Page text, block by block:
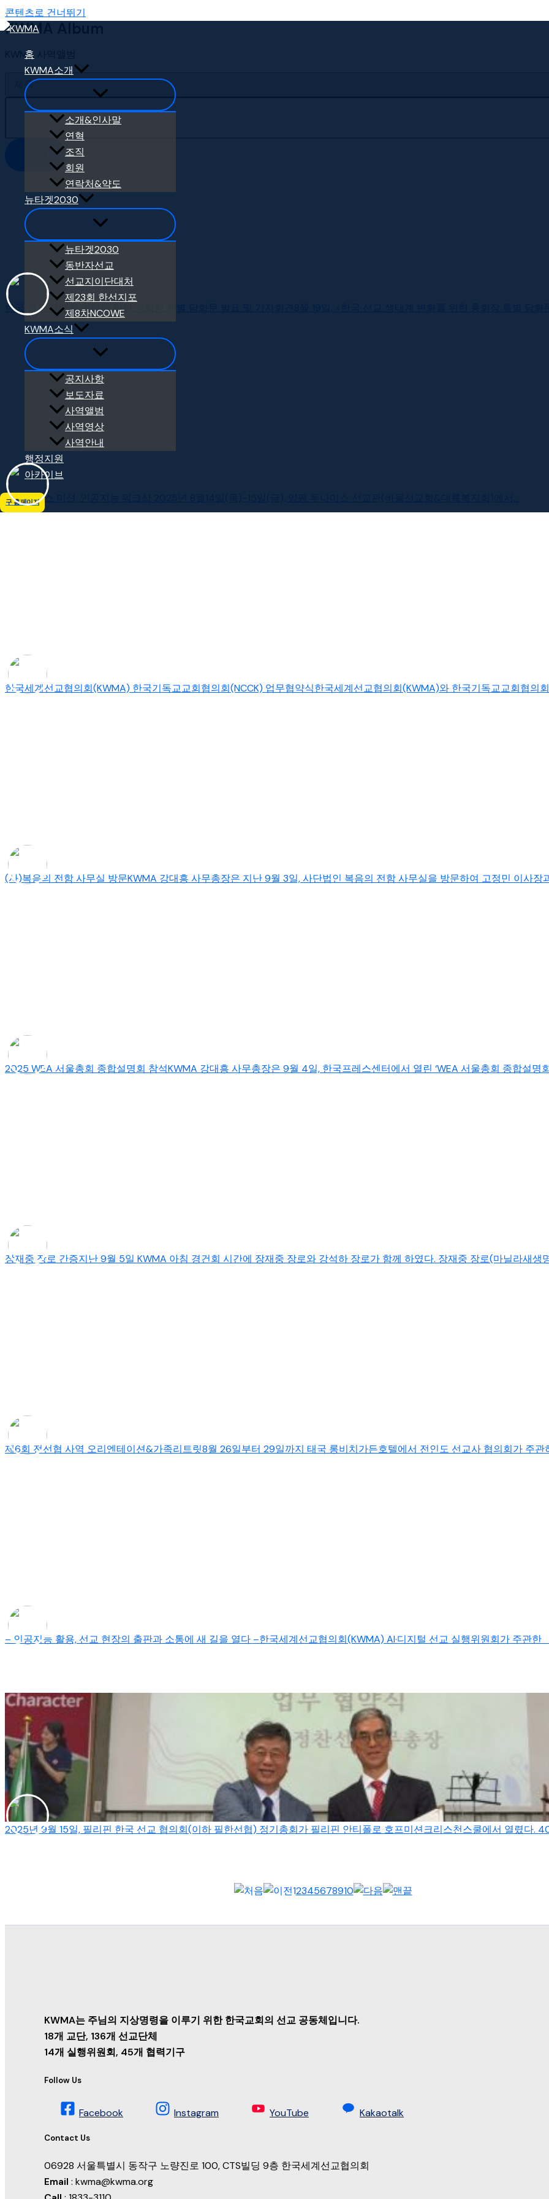
콘텐츠로 건너뛰기
홈
KWMA소개
소개&인사말
연혁
조직
회원
연락처&약도
뉴타겟2030
뉴타겟2030
동반자선교
선교지이단대처
제23회 한선지포
제8차NCOWE
KWMA소식
공지사항
보도자료
사역앨범
사역영상
사역안내
행정지원
아카이브
구 홈페이지
KWMA Album
KWMA 사역앨범
한국 선교 생태계 변화를 위한 총회장 특별 담화문 발표 및 기자회견8월 19일, <한국 선교 생태계 변화를 위한 총회장 특별 담화문
한국세계선교협의회(KWMA) 한국기독교교회협의회(NCCK) 업무협약식한국세계선교협의회(KWMA)와 한국기독교교회협의
(사)복음의 전함 사무실 방문KWMA 강대흥 사무총장은 지난 9월 3일, 사단법인 복음의 전함 사무실을 방문하여 고정민 이사장
2025 WEA 서울총회 종합설명회 참석KWMA 강대흥 사무총장은 9월 4일, 한국프레스센터에서 열린 ‘WEA 서울총회 종합설명회
장재중 장로 간증지난 9월 5일 KWMA 아침 경건회 시간에 장재중 장로와 강석하 장로가 함께 하였다. 장재중 장로(마닐라새생
제6회 전선협 사역 오리엔테이션&가족리트릿8월 26일부터 29일까지 태국 롱비치가든호텔에서 전인도 선교사 협의회가 주관
– 인공지능 활용, 선교 현장의 출판과 소통에 새 길을 열다 –한국세계선교협의회(KWMA) AI·디지털 선교 실행위원회가 주관한
2025년 9월 15일, 필리핀 한국 선교 협의회(이하 필한선협) 정기총회가 필리핀 안티폴로 호프미션크리스천스쿨에서 열렸다.
12345678910
KWMA는 주님의 지상명령을 이루기 위한 한국교회의 선교 공동체입니다.
18개 교단, 136개 선교단체
14개 실행위원회, 45개 협력기구
Follow Us
Facebook Instagram YouTube Kakaotalk
Contact Us
06928 서울특별시 동작구 노량진로 100, CTS빌딩 9층 한국세계선교협의회
Email : kwma@kwma.org